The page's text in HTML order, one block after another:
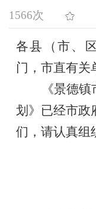
1566次
各县（市、
门，市直有关
《景德
划》已经市政
们，请认真组